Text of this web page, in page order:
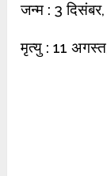
जन्म : 3 दिसंबर,
मृत्यु : 11